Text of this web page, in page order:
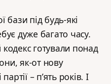
бази під будь-які
дуже багато часу.
готували понад
як-от нову
– п’ять років. І